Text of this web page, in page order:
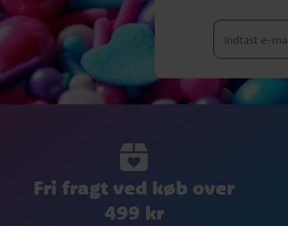
Fri fragt ved køb over
499 kr